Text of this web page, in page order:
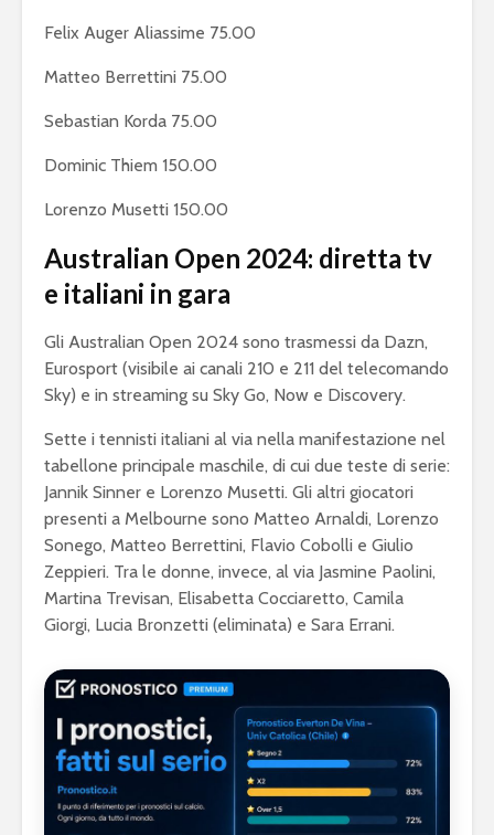
Felix Auger Aliassime 75.00
Matteo Berrettini 75.00
Sebastian Korda 75.00
Dominic Thiem 150.00
Lorenzo Musetti 150.00
Australian Open 2024: diretta tv
e italiani in gara
Gli Australian Open 2024 sono trasmessi da Dazn,
Eurosport (visibile ai canali 210 e 211 del telecomando
Sky) e in streaming su Sky Go, Now e Discovery.
Sette i tennisti italiani al via nella manifestazione nel
tabellone principale maschile, di cui due teste di serie:
Jannik Sinner e Lorenzo Musetti. Gli altri giocatori
presenti a Melbourne sono Matteo Arnaldi, Lorenzo
Sonego, Matteo Berrettini, Flavio Cobolli e Giulio
Zeppieri. Tra le donne, invece, al via Jasmine Paolini,
Martina Trevisan, Elisabetta Cocciaretto, Camila
Giorgi, Lucia Bronzetti (eliminata) e Sara Errani.